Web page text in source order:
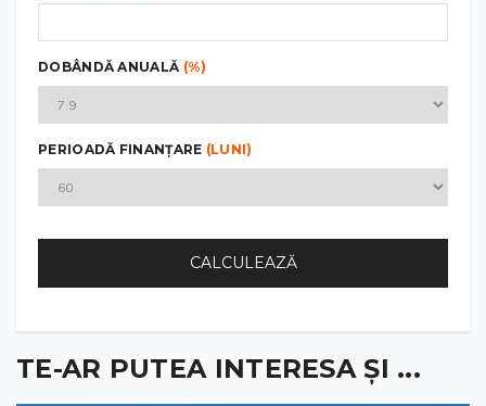
DOBÂNDĂ ANUALĂ (%)
PERIOADĂ FINANȚARE (LUNI)
CALCULEAZĂ
TE-AR PUTEA INTERESA ȘI ...